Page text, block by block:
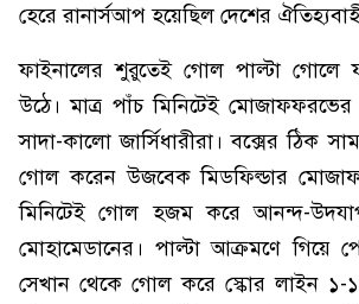
হেরে রানার্সআপ হয়েছিল দেশের
ফাইনালের শুরুতেই গোল পাল্টা গোলে
উঠে। মাত্র পাঁচ মিনিটেই
সাদা-কালো জার্সিধারীরা। বক্সের ঠিক
গোল করেন উজবেক মিডফিল্ডার
মিনিটেই গোল হজম করে আনন্দ-
মোহামেডানের। পাল্টা আক্রমণে গিয়ে
সেখান থেকে গোল করে স্কোর লাইন ১-